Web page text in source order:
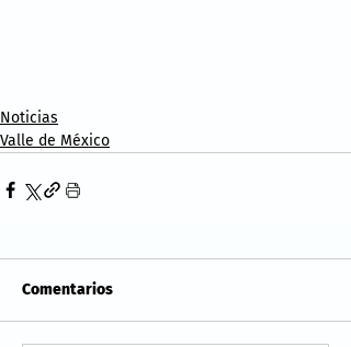
Noticias
Valle de México
Comentarios